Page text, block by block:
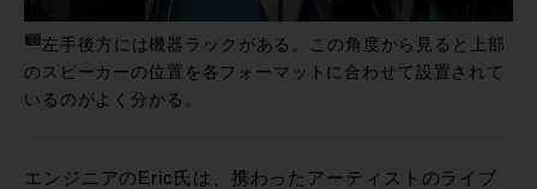
左手後方には機器ラックがある。この角度から見ると上部
のスピーカーの位置を各フォーマットに合わせて設置されて
いるのがよく分かる。
エンジニアのEric氏は、携わったアーティストのライブ